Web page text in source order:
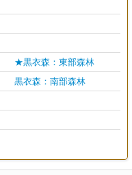
★黒衣森：東部森林
黒衣森：南部森林